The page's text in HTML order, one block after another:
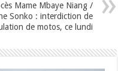
Mame Mbaye Niang /
Sonko : interdiction de
de motos, ce lundi